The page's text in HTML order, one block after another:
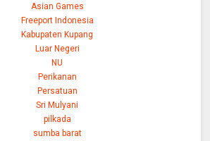
Asian Games
Freeport Indonesia
Kabupaten Kupang
Luar Negeri
NU
Perikanan
Persatuan
Sri Mulyani
pilkada
sumba barat